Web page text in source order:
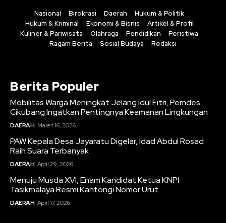
Nasional Birokrasi Daerah
Hukum & Politik
Hukum & Kriminal
Ekonomi & Bisnis
Artikel & Profil
Kuliner & Pariwisata
Olahraga Pendidikan
Peristiwa
Ragam Berita
Sosial Budaya Redaksi
Berita Populer
Mobilitas Warga Meningkat Jelang Idul Fitri, Pemdes
Cikubang Ingatkan Pentingnya Keamanan Lingkungan
DAERAH Maret 16, 2026
PAW Kepala Desa Jayaratu Digelar, Idad Abdul Rosad
Raih Suara Terbanyak
DAERAH April 29, 2026
Menuju Musda XVI, Enam Kandidat Ketua KNPI
Tasikmalaya Resmi Kantongi Nomor Urut
DAERAH April 17, 2026